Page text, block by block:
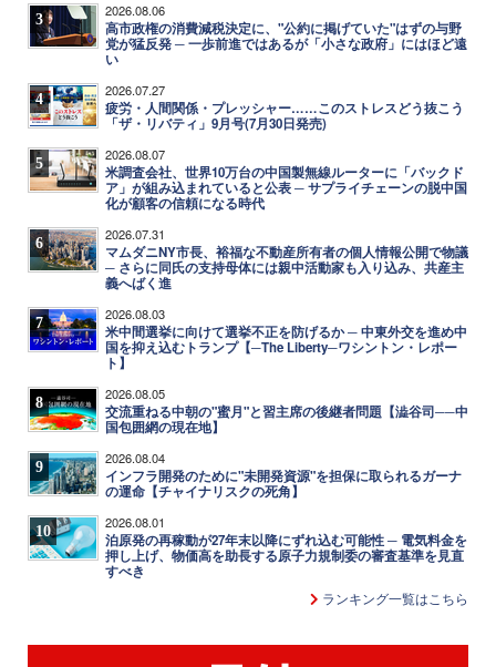
3 2026.08.06
高市政権の消費減税決定に、"公約に掲げていた"はずの与野
党が猛反発 ─ 一歩前進ではあるが「小さな政府」にはほど遠
い
4 2026.07.27
疲労・人間関係・プレッシャー……このストレスどう抜こう
「ザ・リバティ」9月号(7月30日発売)
5 2026.08.07
米調査会社、世界10万台の中国製無線ルーターに「バックド
ア」が組み込まれていると公表 ─ サプライチェーンの脱中国
化が顧客の信頼になる時代
6 2026.07.31
マムダニNY市長、裕福な不動産所有者の個人情報公開で物議
─ さらに同氏の支持母体には親中活動家も入り込み、共産主
義へばく進
7 2026.08.03
米中間選挙に向けて選挙不正を防げるか ─ 中東外交を進め中
国を抑え込むトランプ【─The Liberty─ワシントン・レポー
ト】
8 2026.08.05
交流重ねる中朝の"蜜月"と習主席の後継者問題【澁谷司──中
国包囲網の現在地】
9 2026.08.04
インフラ開発のために"未開発資源"を担保に取られるガーナ
の運命【チャイナリスクの死角】
10 2026.08.01
泊原発の再稼動が27年末以降にずれ込む可能性 ─ 電気料金を
押し上げ、物価高を助長する原子力規制委の審査基準を見直
すべき
ランキング一覧はこちら